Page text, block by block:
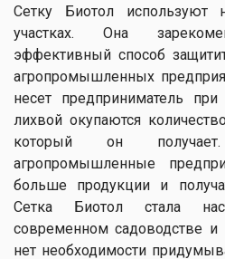
Сетку Биотол используют
участках. Она
эффективный способ
агропромышленных
несет предприниматель
лихвой окупаются
который он
агропромышленные
больше продукции и
Сетка Биотол стала
современном садоводстве и
нет необходимости